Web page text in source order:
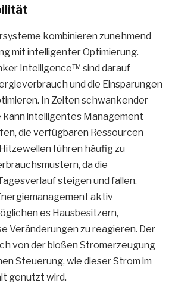
kombinieren zunehmend
mit intelligenter Optimierung.
Intelligence™ sind darauf
und die Einsparungen
In Zeiten schwankender
intelligentes Management
die verfügbaren Ressourcen
führen häufig zu
da die
steigen und fallen.
aktiv
es Hausbesitzern,
Veränderungen zu reagieren. Der
von der bloßen Stromerzeugung
Steuerung, wie dieser Strom im
genutzt wird.